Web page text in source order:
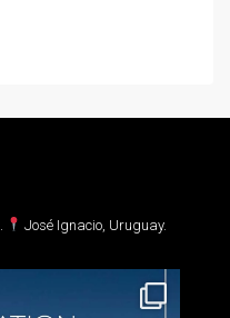
José Ignacio, Uruguay.